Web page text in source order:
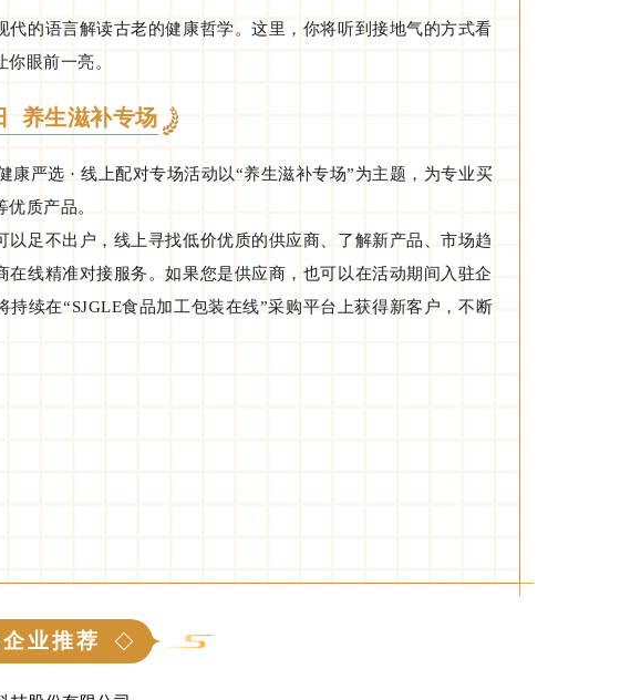
的语言解读古老的健康哲学。这里，你将听到接地气的方式看
眼前一亮。
养生滋补专场
严选 · 线上配对专场活动以“养生滋补专场”为主题，为专业买
质产品。
足不出户，线上寻找低价优质的供应商、了解新产品、市场趋
线精准对接服务。如果您是供应商，也可以在活动期间入驻企
续在“SJGLE食品加工包装在线”采购平台上获得新客户，不断
业推荐